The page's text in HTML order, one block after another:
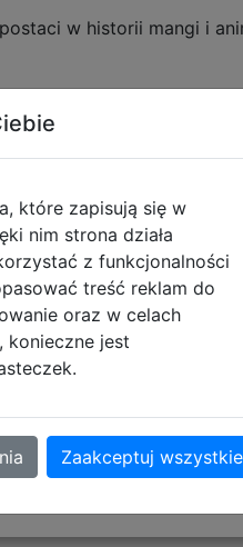
w historii mangi i
Informacje o
Ostrzeżenia - kubki /
pobierz plik
które zapisują się w
nim strona działa
z funkcjonalności
treść reklam do
oraz w celach
konieczne jest
Zaakceptuj wszystkie